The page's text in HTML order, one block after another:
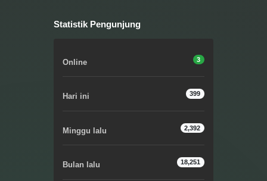
Statistik Pengunjung
Online 3
Hari ini 399
Minggu lalu 2,392
Bulan lalu 18,251